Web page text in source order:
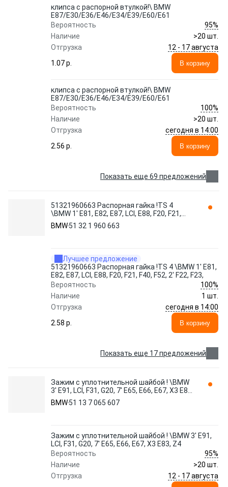
клипса с распорной втулкой!\ BMW
E87/E30/E36/E46/E34/E39/E60/E61
Вероятность
95%
Наличие
>20 шт.
Отгрузка
12 - 17 августа
1.07 p.
В корзину
клипса с распорной втулкой!\ BMW
E87/E30/E36/E46/E34/E39/E60/E61
Вероятность
100%
Наличие
>20 шт.
Отгрузка
сегодня в 14:00
2.56 p.
В корзину
Показать еще 69 предложений
51321960663 Распорная гайка !TS 4
\BMW 1' E81, E82, E87, LCI, E88, F20, F21,
F40, F52, 2' F22, F23,
BMW51 32 1 960 663
Лучшее предложение
51321960663 Распорная гайка !TS 4 \BMW 1' E81,
E82, E87, LCI, E88, F20, F21, F40, F52, 2' F22, F23,
Вероятность
100%
Наличие
1 шт.
Отгрузка
сегодня в 14:00
2.58 p.
В корзину
Показать еще 17 предложений
Зажим с уплотнительной шайбой ! \BMW
3' E91, LCI, F31, G20, 7' E65, E66, E67, X3 E83,
Z4 51 13 7 065 607
BMW51 13 7 065 607
Зажим с уплотнительной шайбой ! \BMW 3' E91,
LCI, F31, G20, 7' E65, E66, E67, X3 E83, Z4
Вероятность
95%
Наличие
>20 шт.
Отгрузка
12 - 17 августа